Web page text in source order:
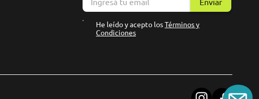
He leído y acepto losTérminos y
Condiciones